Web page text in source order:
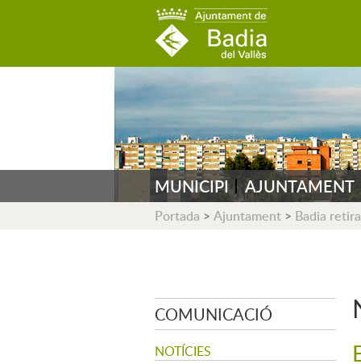
MUNICIPI AJUNTAMENT
Portada > Ajuntament > Badia
COMUNICACIÓ
NOTÍCIES